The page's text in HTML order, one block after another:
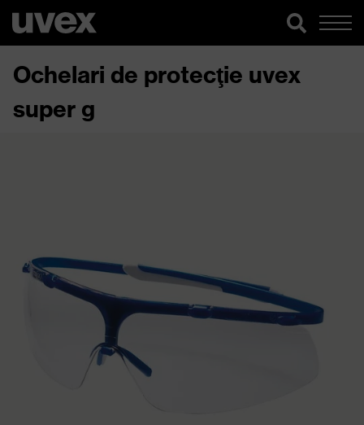
Ochelari de protecţie uvex
super g